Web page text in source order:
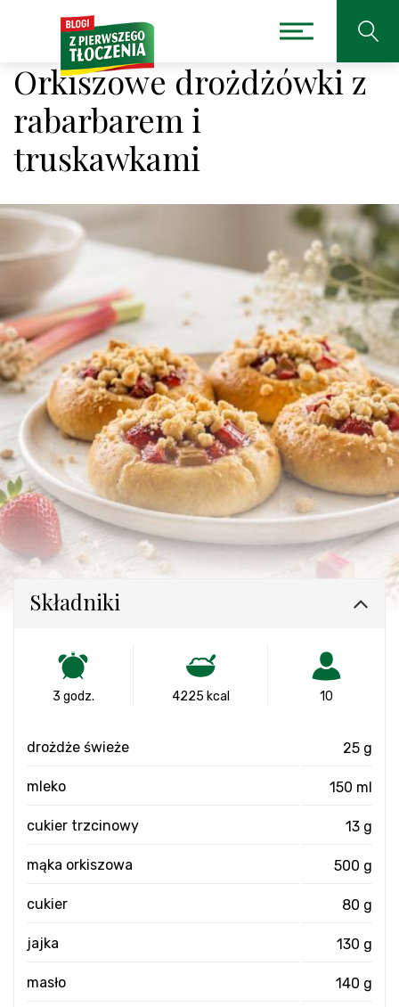
Orkiszowe drożdżówki z
rabarbarem i
truskawkami
Składniki
3 godz. 4225 kcal 10
drożdże świeże 25 g
mleko 150 ml
cukier trzcinowy 13 g
mąka orkiszowa 500 g
cukier 80 g
jajka 130 g
masło 140 g